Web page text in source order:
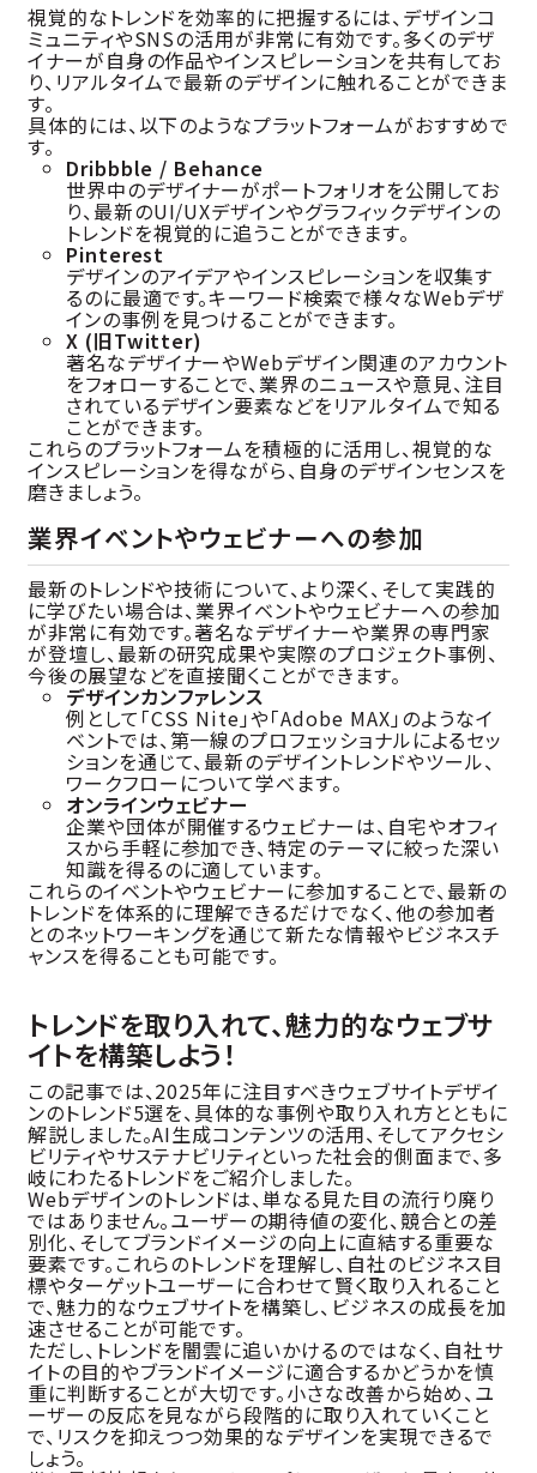
視覚的なトレンドを効率的に把握するには、デザインコ
ミュニティやSNSの活用が非常に有効です。多くのデザ
イナーが自身の作品やインスピレーションを共有してお
り、リアルタイムで最新のデザインに触れることができま
す。
具体的には、以下のようなプラットフォームがおすすめで
す。
Dribbble / Behance
世界中のデザイナーがポートフォリオを公開してお
り、最新のUI/UXデザインやグラフィックデザインの
トレンドを視覚的に追うことができます。
Pinterest
デザインのアイデアやインスピレーションを収集す
るのに最適です。キーワード検索で様々なWebデザ
インの事例を見つけることができます。
X (旧Twitter)
著名なデザイナーやWebデザイン関連のアカウント
をフォローすることで、業界のニュースや意見、注目
されているデザイン要素などをリアルタイムで知る
ことができます。
これらのプラットフォームを積極的に活用し、視覚的な
インスピレーションを得ながら、自身のデザインセンスを
磨きましょう。
業界イベントやウェビナーへの参加
最新のトレンドや技術について、より深く、そして実践的
に学びたい場合は、業界イベントやウェビナーへの参加
が非常に有効です。著名なデザイナーや業界の専門家
が登壇し、最新の研究成果や実際のプロジェクト事例、
今後の展望などを直接聞くことができます。
デザインカンファレンス
例として「CSS Nite」や「Adobe MAX」のようなイ
ベントでは、第一線のプロフェッショナルによるセッ
ションを通じて、最新のデザイントレンドやツール、
ワークフローについて学べます。
オンラインウェビナー
企業や団体が開催するウェビナーは、自宅やオフィ
スから手軽に参加でき、特定のテーマに絞った深い
知識を得るのに適しています。
これらのイベントやウェビナーに参加することで、最新の
トレンドを体系的に理解できるだけでなく、他の参加者
とのネットワーキングを通じて新たな情報やビジネスチ
ャンスを得ることも可能です。
トレンドを取り入れて、魅力的なウェブサ
イトを構築しよう！
この記事では、2025年に注目すべきウェブサイトデザイ
ンのトレンド5選を、具体的な事例や取り入れ方とともに
解説しました。AI生成コンテンツの活用、そしてアクセシ
ビリティやサステナビリティといった社会的側面まで、多
岐にわたるトレンドをご紹介しました。
Webデザインのトレンドは、単なる見た目の流行り廃り
ではありません。ユーザーの期待値の変化、競合との差
別化、そしてブランドイメージの向上に直結する重要な
要素です。これらのトレンドを理解し、自社のビジネス目
標やターゲットユーザーに合わせて賢く取り入れること
で、魅力的なウェブサイトを構築し、ビジネスの成長を加
速させることが可能です。
ただし、トレンドを闇雲に追いかけるのではなく、自社サ
イトの目的やブランドイメージに適合するかどうかを慎
重に判断することが大切です。小さな改善から始め、ユ
ーザーの反応を見ながら段階的に取り入れていくこと
で、リスクを抑えつつ効果的なデザインを実現できるで
しょう。